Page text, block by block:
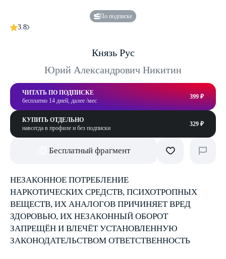
По подписке
3.8
Князь Рус
Юрий Александрович Никитин
ЧИТАТЬ ПО ПОДПИСКЕ
бесплатно 14 дней, далее /мес
399 ₽
КУПИТЬ ОТДЕЛЬНО
навсегда в профиле и без подписки
329 ₽
Бесплатный фрагмент
НЕЗАКОННОЕ ПОТРЕБЛЕНИЕ
НАРКОТИЧЕСКИХ СРЕДСТВ, ПСИХОТРОПНЫХ
ВЕЩЕСТВ, ИХ АНАЛОГОВ ПРИЧИНЯЕТ ВРЕД
ЗДОРОВЬЮ, ИХ НЕЗАКОННЫЙ ОБОРОТ
ЗАПРЕЩЁН И ВЛЕЧЁТ УСТАНОВЛЕННУЮ
ЗАКОНОДАТЕЛЬСТВОМ ОТВЕТСТВЕННОСТЬ